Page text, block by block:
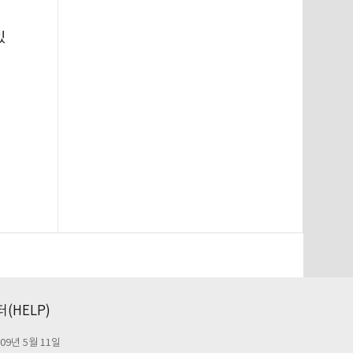
(HELP)
년 5월 11일